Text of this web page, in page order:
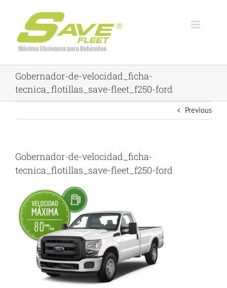
content
Gobernador-de-velocidad_ficha-
tecnica_flotillas_save-fleet_f250-ford
Previous
Gobernador-de-velocidad_ficha-
tecnica_flotillas_save-fleet_f250-ford